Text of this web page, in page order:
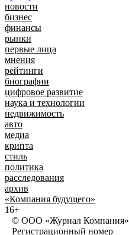
новости
бизнес
финансы
рынки
первые лица
мнения
рейтинги
биографии
цифровое развитие
наука и технологии
недвижимость
авто
медиа
крипта
стиль
политика
расследования
архив
«Компания будущего»
16+
© ООО «Журнал Компания»
Регистрационный номер